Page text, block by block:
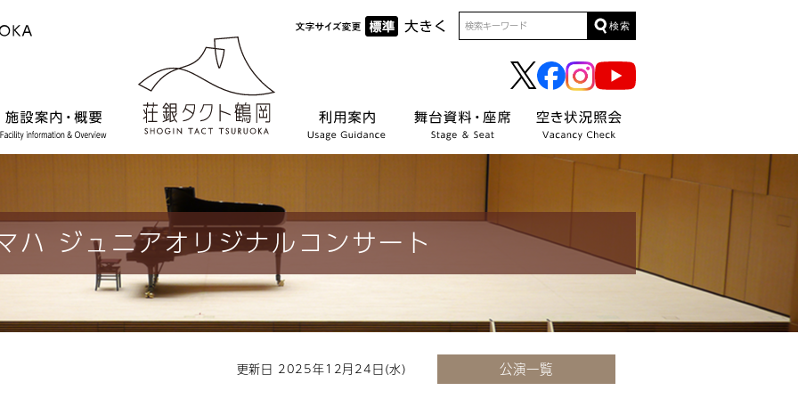
検索
ハ ジュニアオリジナルコンサート
更新日 2025年12月24日(水) 公演一覧